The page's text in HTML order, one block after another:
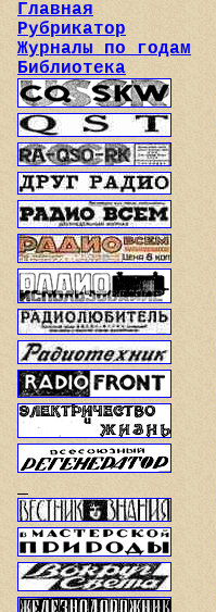
Главная
Рубрикатор
Журналы по годам
Библиотека